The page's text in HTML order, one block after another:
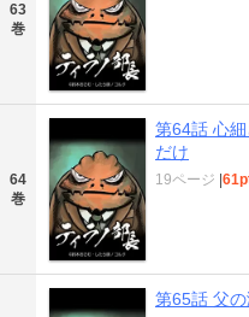
63
巻
64
巻
第64話 心
だけ
19ページ
第65話 父